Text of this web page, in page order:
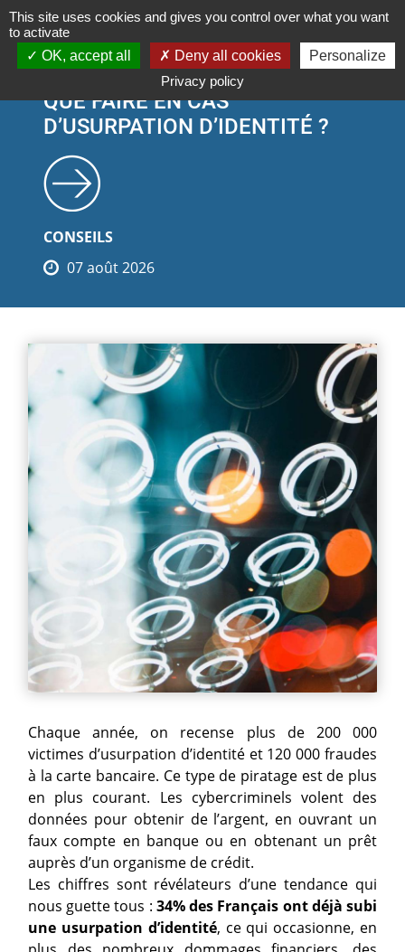
QUE FAIRE EN CAS
D’USURPATION D’IDENTITÉ ?
CONSEILS
07 août 2026
Chaque année, on recense plus de 200 000
victimes d’usurpation d’identité et 120 000 fraudes
à la carte bancaire. Ce type de piratage est de plus
en plus courant. Les cybercriminels volent des
données pour obtenir de l’argent, en ouvrant un
faux compte en banque ou en obtenant un prêt
auprès d’un organisme de crédit.
Les chiffres sont révélateurs d’une tendance qui
nous guette tous : 34% des Français ont déjà subi
une usurpation d’identité, ce qui occasionne, en
Cookies management panel
This site uses cookies and gives you control over what you want
to activate
OK, accept all
Deny all cookies
Personalize
Privacy policy